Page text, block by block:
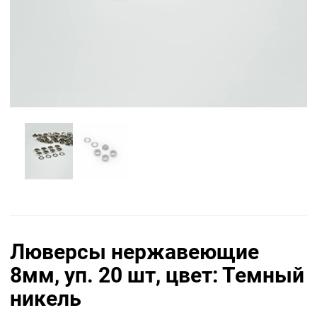
Люверсы нержавеющие
8мм, уп. 20 шт, цвет: Темный
никель